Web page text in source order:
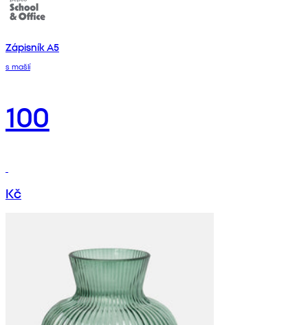
Zápisník A5
s mašlí
100
Kč